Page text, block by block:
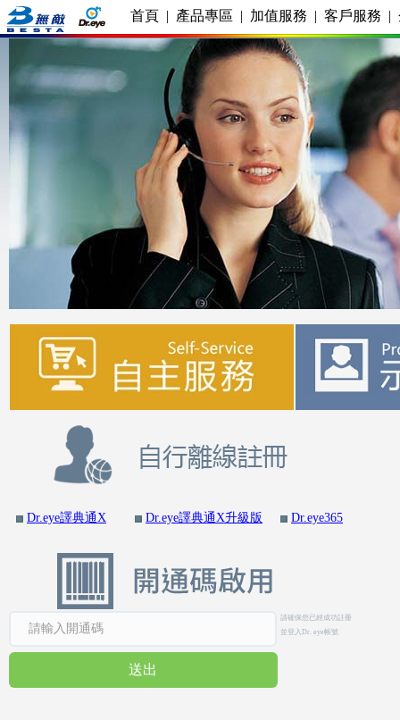
首頁 | 產品專區 | 加值服務 | 客戶服務 |
Dr.eye譯典通X Dr.eye譯典通X升級版 Dr.eye365
請確保您已經成功註冊
並登入Dr. eye帳號
送出